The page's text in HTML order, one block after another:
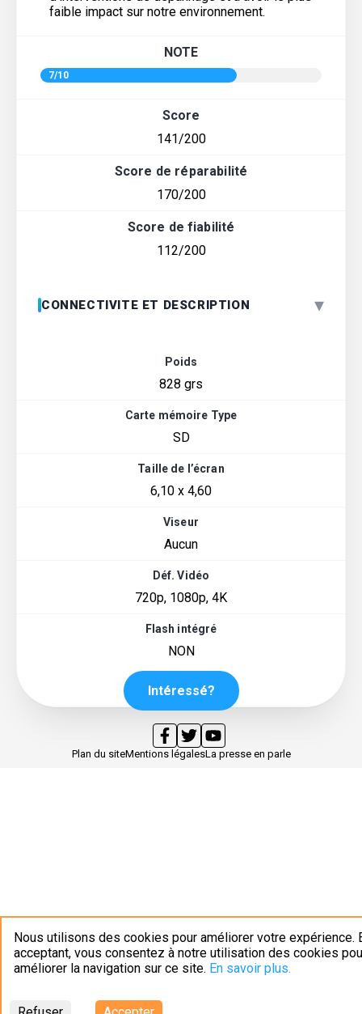
Nous utilisons des cookies pour améliorer votre expérience.
acceptant, vous consentez à notre utilisation des cookies
améliorer la navigation sur ce site. En savoir plus.
faible impact sur notre environnement.
NOTE
7/10
Score
141/200
Score de réparabilité
170/200
Score de fiabilité
112/200
CONNECTIVITE ET DESCRIPTION ▾
Poids
828 grs
Carte mémoire Type
SD
Taille de l’écran
6,10 x 4,60
Viseur
Aucun
Déf. Vidéo
720p, 1080p, 4K
Flash intégré
NON
Intéressé?
Plan du siteMentions légalesLa presse en parle